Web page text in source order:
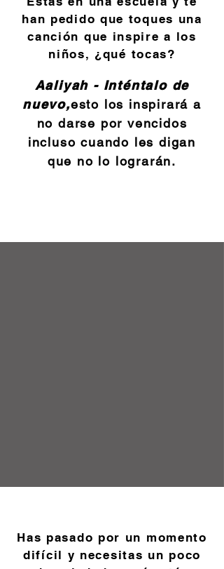
han pedido que toques una
canción que inspire a los
niños, ¿qué tocas?
Aaliyah - Inténtalo de
nuevo,esto los inspirará a
no darse por vencidos
incluso cuando les digan
que no lo lograrán.
Has pasado por un momento
difícil y necesitas un poco